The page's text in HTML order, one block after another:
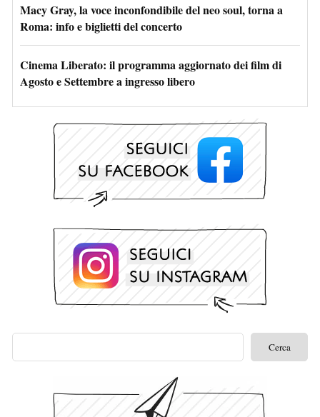
Macy Gray, la voce inconfondibile del neo soul, torna a
Roma: info e biglietti del concerto
Cinema Liberato: il programma aggiornato dei film di
Agosto e Settembre a ingresso libero